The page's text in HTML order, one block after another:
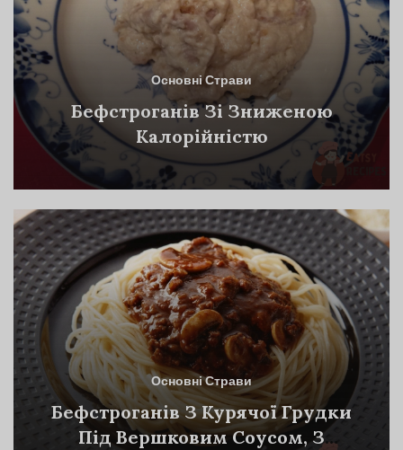
Основні Страви
Бефстроганів Зі Зниженою
Калорійністю
Основні Страви
Бефстроганів З Курячої Грудки
Під Вершковим Соусом, З